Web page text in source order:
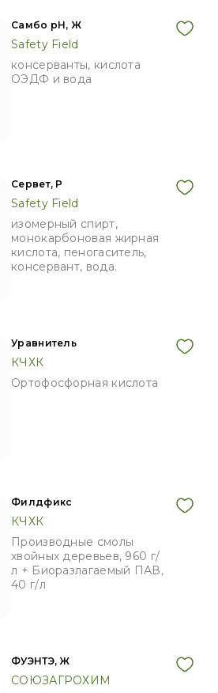
Самбо pH, Ж
Safety Field
консерванты, кислота
ОЭДФ и вода
Сервет, Р
Safety Field
изомерный спирт,
монокарбоновая жирная
кислота, пеногаситель,
консервант, вода.
Уравнитель
КЧХК
Ортофосфорная кислота
Филдфикс
КЧХК
Производные смолы
хвойных деревьев, 960 г/
л + Биоразлагаемый ПАВ,
40 г/л
ФУЭНТЭ, Ж
СОЮЗАГРОХИМ